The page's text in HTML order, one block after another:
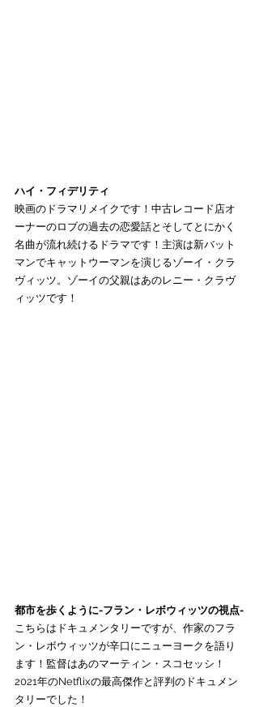
ハイ・フィデリティ
映画のドラマリメイクです！中古レコード店オ
ーナーのロブの過去の恋愛話とそしてとにかく
名曲が流れ続けるドラマです！主演は新バット
マンでキャットウーマンを演じるゾーイ・クラ
ヴィッツ。ゾーイの父親はあのレニー・クラヴ
ィッツです！
都市を歩くように-フラン・レボウィッツの視点-
こちらはドキュメンタリーですが、作家のフラ
ン・レボウィッツが辛口にニューヨークを語り
ます！監督はあのマーティン・スコセッシ！
2021年のNetflixの最高傑作と評判のドキュメン
タリーでした！